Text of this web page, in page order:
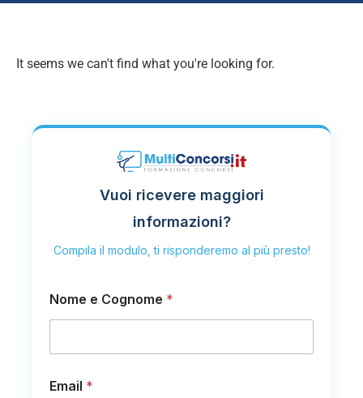
It seems we can't find what you're looking for.
Vuoi ricevere maggiori
informazioni?
Compila il modulo, ti risponderemo al più presto!
Nome e Cognome *
Email *